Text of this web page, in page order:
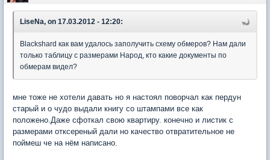
LiseNa, on 17.03.2012 - 12:20:
Blackshard как вам удалось заполучить схему обмеров? Нам дали
только таблицу с размерами Народ, кто какие документы по
обмерам видел?
мне тоже не хотели давать но я настоял поворчал как пердун
старый и о чудо выдали книгу со штампами все как
положено.Даже сфоткал свою квартиру. конечно и листик с
размерами отксереный дали но качество отвратительное не
поймеш че на нём написано.